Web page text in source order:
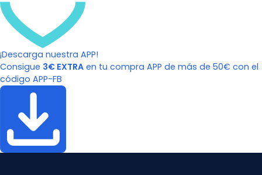
¡Descarga nuestra APP!
Consigue 3€ EXTRA en tu compra APP de más de 50€ con el
código APP-FB